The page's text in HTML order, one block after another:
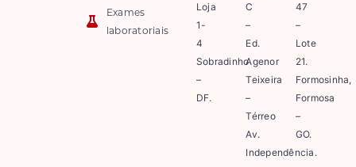
Exames
laboratoriais
Loja
1-
4
Sobradinho
–
DF.
C
–
Ed.
Agenor
Teixeira
–
Térreo
Av.
Independência.
47
–
Lote
21.
Formosinha,
Formosa
–
GO.